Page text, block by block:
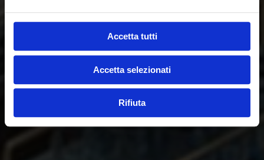
Accetta tutti
Accetta selezionati
Rifiuta